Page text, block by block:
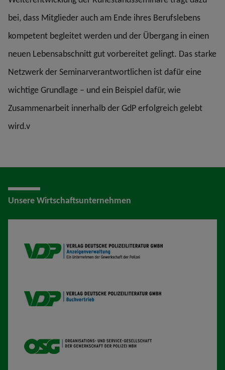
bei, dass Mitglieder auch am Ende ihres Berufslebens
kompetent begleitet werden und der Übergang in einen
neuen Lebensabschnitt gut vorbereitet gelingt. Das starke
Netzwerk der Seminarverantwortlichen ist dafür eine
wichtige Grundlage – und ein Beispiel dafür, wie
Zusammenarbeit innerhalb der GdP erfolgreich gelebt
wird.v
Unsere Wirtschaftsunternehmen
VDP AV
VDP B
OSG